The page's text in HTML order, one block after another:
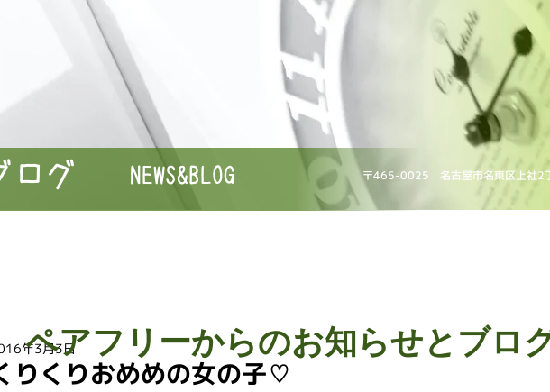
〒465-0025 名古屋市名東区上社2
NEWS&BLOG
ログ
りくりおめめの女の子♡
年3月3日
ペアフリーからのお知らせとブロ